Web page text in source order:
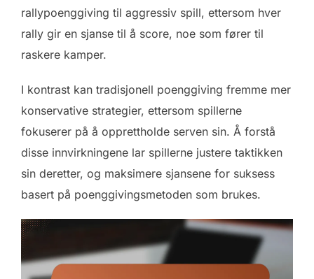
rallypoenggiving til aggressiv spill, ettersom hver
rally gir en sjanse til å score, noe som fører til
raskere kamper.
I kontrast kan tradisjonell poenggiving fremme mer
konservative strategier, ettersom spillerne
fokuserer på å opprettholde serven sin. Å forstå
disse innvirkningene lar spillerne justere taktikken
sin deretter, og maksimere sjansene for suksess
basert på poenggivingsmetoden som brukes.